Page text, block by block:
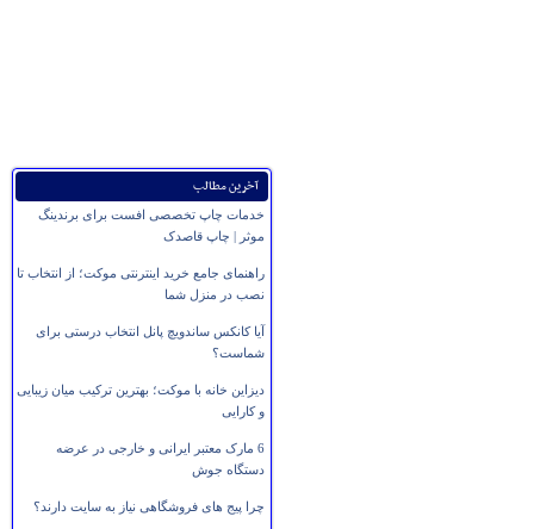
آخرین مطالب
خدمات چاپ تخصصی افست برای برندینگ
موثر | چاپ قاصدک
راهنمای جامع خرید اینترنتی موکت؛ از انتخاب تا
نصب در منزل شما
آیا کانکس ساندویچ پانل انتخاب درستی برای
شماست؟
دیزاین خانه با موکت؛ بهترین ترکیب میان زیبایی
و کارایی
6 مارک معتبر ایرانی و خارجی در عرضه
دستگاه جوش
چرا پیج های فروشگاهی نیاز به سایت دارند؟